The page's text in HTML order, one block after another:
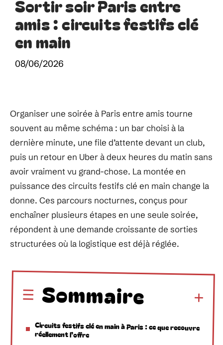
Sortir soir Paris entre
amis : circuits festifs clé
en main
08/06/2026
Organiser une soirée à Paris entre amis tourne
souvent au même schéma : un bar choisi à la
dernière minute, une file d’attente devant un club,
puis un retour en Uber à deux heures du matin sans
avoir vraiment vu grand-chose. La montée en
puissance des circuits festifs clé en main change la
donne. Ces parcours nocturnes, conçus pour
enchaîner plusieurs étapes en une seule soirée,
répondent à une demande croissante de sorties
structurées où la logistique est déjà réglée.
Sommaire
Circuits festifs clé en main à Paris : ce que recouvre
réellement l’offre